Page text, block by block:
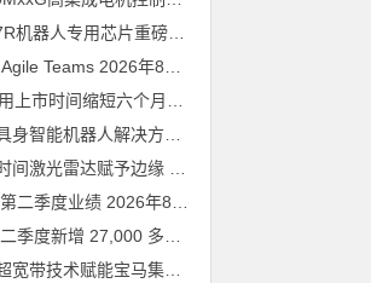
兆易创新GD32H77R机器人专用芯片重磅亮相，精准赋能伺服驱动与关节控制
Teams 2026年8月6日
二季度业绩 2026年8月6日
恩智浦Trimension超宽带技术赋能宝马集团Digital Key Plus及生命体存在检测功能